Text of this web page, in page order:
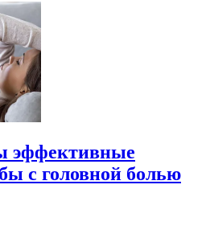
эффективные
с головной болью